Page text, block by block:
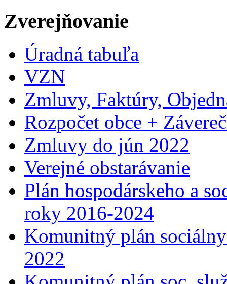
Zverejňovanie
Úradná tabuľa
VZN
Zmluvy, Faktúry,
Rozpočet obce +
Zmluvy do jún 2022
Verejné obstarávanie
Plán hospodárskeho a
roky 2016-2024
Komunitný plán
2022